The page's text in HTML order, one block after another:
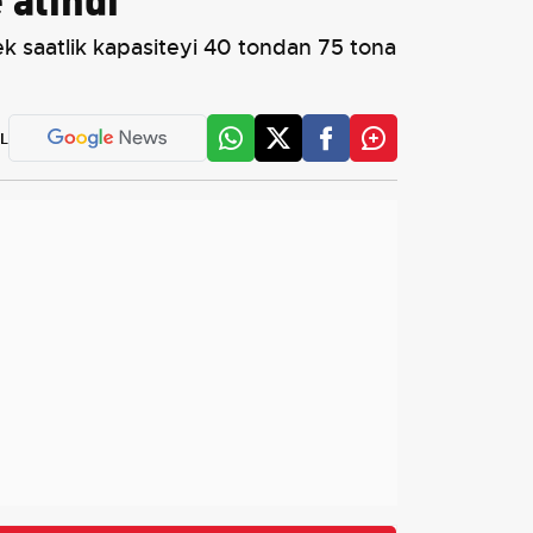
saatlik kapasiteyi 40 tondan 75 tona